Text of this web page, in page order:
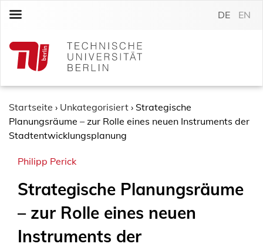
c
DE EN
Startseite › Unkategorisiert › Strategische
Planungsräume – zur Rolle eines neuen Instruments der
Stadtentwicklungsplanung
Philipp Perick
Strategische Planungsräume
– zur Rolle eines neuen
Instruments der